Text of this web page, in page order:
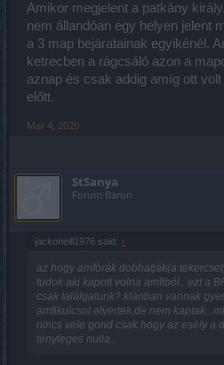
Amikor megjelent a patkány
nem állandóan egy helyen jelent
a 3 map bejáratainak egyikénél.
ketrecben a rágcsáló azon a
aznap és csak addig amíg ott
előtt.
Mar 4, 2020
StSanya
Forum Baron
jackoneill1976 said: ↑
az hogy amfórák dobhatják(a
tudok aki kapott volna amfiból.. ezt a
csak találgatunk? klánban vannak
amfikulcsot elvertek,de nem kaptak..
nincs vele gond csak hogy az esély a
tényleges nulla..